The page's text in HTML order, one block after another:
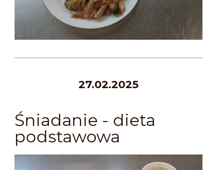
27.02.2025
Śniadanie - dieta
podstawowa